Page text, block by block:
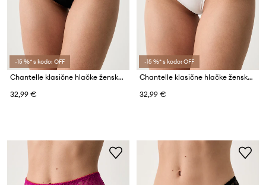
-15 %* s kodo: OFF
Chantelle klasične hlačke ženske Kiss
32,99 €
-15 %* s kodo: OFF
Chantelle klasične hlačke ženske Kiss
32,99 €